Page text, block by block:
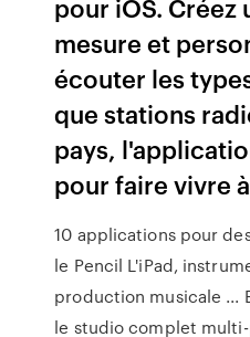
pour iOS. Créez
mesure et
écouter les
que stations
pays,
pour faire vivre à
10 applications pour
le Pencil L'iPad,
production musicale ...
le studio complet